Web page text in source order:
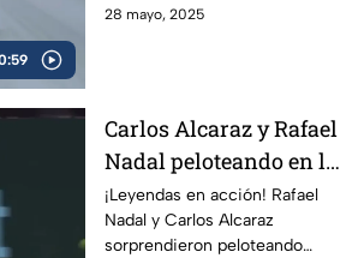
consolidándose como líder de
28 mayo, 2025
Carlos Alcaraz y Rafael
Nadal peloteando en la
Copa Davis
¡Leyendas en acción! Rafael
Nadal y Carlos Alcaraz
sorprendieron peloteando